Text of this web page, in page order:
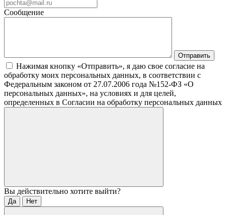
Сообщение
Нажимая кнопку «Отправить», я даю свое согласие на
обработку моих персональных данных, в соответствии с
Федеральным законом от 27.07.2006 года №152-ФЗ «О
персональных данных», на условиях и для целей,
определенных в Согласии на обработку персональных данных
Вы действительно хотите выйти?
Да Нет